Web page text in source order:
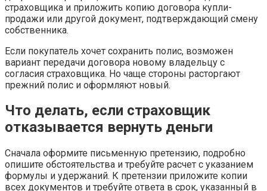
страховщика и приложить копию договора купли-
продажи или другой документ, подтверждающий смену
собственника.
Если покупатель хочет сохранить полис, возможен
вариант передачи договора новому владельцу с
согласия страховщика. Но чаще стороны расторгают
прежний полис и оформляют новый.
Что делать, если страховщик
отказывается вернуть деньги
Сначала оформите письменную претензию, подробно
опишите обстоятельства и требуйте расчет с указанием
формулы и удержаний. К претензии приложите копии
всех документов и требуйте ответа в срок, указанный в